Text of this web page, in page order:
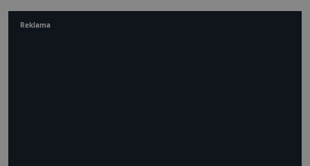
Reklama